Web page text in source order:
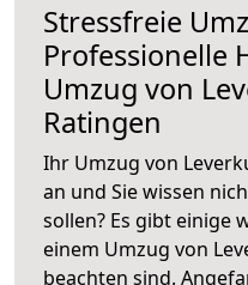
Stressfreie
Professionelle
Umzug von
Ratingen
Ihr Umzug von
an und Sie wissen
sollen? Es gibt einige
einem Umzug von
beachten sind.